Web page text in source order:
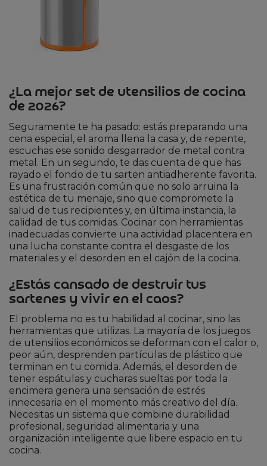
¿La mejor set de utensilios de cocina
de 2026?
Seguramente te ha pasado: estás preparando una
cena especial, el aroma llena la casa y, de repente,
escuchas ese sonido desgarrador de metal contra
metal. En un segundo, te das cuenta de que has
rayado el fondo de tu sarten antiadherente favorita.
Es una frustración común que no solo arruina la
estética de tu menaje, sino que compromete la
salud de tus recipientes y, en última instancia, la
calidad de tus comidas. Cocinar con herramientas
inadecuadas convierte una actividad placentera en
una lucha constante contra el desgaste de los
materiales y el desorden en el cajón de la cocina.
¿Estás cansado de destruir tus
sartenes y vivir en el caos?
El problema no es tu habilidad al cocinar, sino las
herramientas que utilizas. La mayoría de los juegos
de utensilios económicos se deforman con el calor o,
peor aún, desprenden partículas de plástico que
terminan en tu comida. Además, el desorden de
tener espátulas y cucharas sueltas por toda la
encimera genera una sensación de estrés
innecesaria en el momento más creativo del día.
Necesitas un sistema que combine durabilidad
profesional, seguridad alimentaria y una
organización inteligente que libere espacio en tu
cocina.